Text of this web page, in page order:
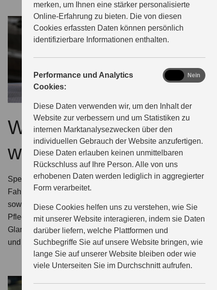
merken, um Ihnen eine stärker personalisierte
Online-Erfahrung zu bieten. Die von diesen
Cookies erfassten Daten können persönlich
identifizierbare Informationen enthalten.
Performance und Analytics
Cookies:
Diese Daten verwenden wir, um den Inhalt der
Website zur verbessern und um Statistiken zu
internen Marktanalysezwecken über den
individuellen Gebrauch der Website anzufertigen.
Diese Daten erlauben keinen unmittelbaren
Rückschluss auf Ihre Person. Alle von uns
erhobenen Daten werden lediglich in aggregierter
Form verarbeitet.
Diese Cookies helfen uns zu verstehen, wie Sie
mit unserer Website interagieren, indem sie Daten
darüber liefern, welche Plattformen und
Suchbegriffe Sie auf unsere Website bringen, wie
lange Sie auf unserer Website bleiben oder wie
viele Unterseiten Sie im Durchschnitt aufrufen.
analyticsNein
Warum ECSTAR
wählen?
Speziell für Suzuki entwickelt. Bei uns finden Sie für jeden
Fahrzeugtyp das optimal geeignete ECSTAR Motoröl
sowie die komplette Serie zertifizierter ECSTAR
Pflegemittel: Glasreiniger, Insektenentferner, Enteiser,
Glanzspray, Innenraumreiniger, Felgenreiniger, Bremsen-
und Teilereiniger.